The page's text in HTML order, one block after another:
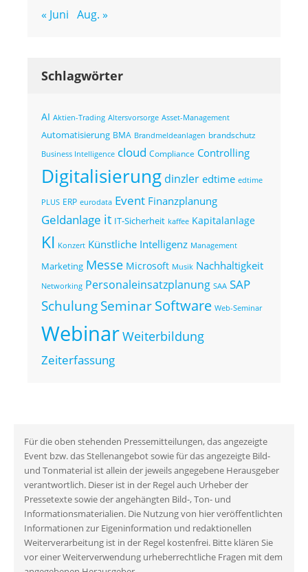
« Juni Aug. »
Schlagwörter
AI Aktien-Trading Altersvorsorge Asset-Management
Automatisierung BMA Brandmeldeanlagen brandschutz
Business Intelligence cloud Compliance Controlling
Digitalisierung dinzler edtime edtime
PLUS ERP eurodata Event Finanzplanung
Geldanlage it IT-Sicherheit kaffee Kapitalanlage
KI Konzert Künstliche Intelligenz Management
Marketing Messe Microsoft Musik Nachhaltigkeit
Networking Personaleinsatzplanung SAA SAP
SchulungSeminarSoftware Web-Seminar
WebinarWeiterbildung
Zeiterfassung
Für die oben stehenden Pressemitteilungen, das angezeigte
Event bzw. das Stellenangebot sowie für das angezeigte Bild-
und Tonmaterial ist allein der jeweils angegebene Herausgeber
verantwortlich. Dieser ist in der Regel auch Urheber der
Pressetexte sowie der angehängten Bild-, Ton- und
Informationsmaterialien. Die Nutzung von hier veröffentlichten
Informationen zur Eigeninformation und redaktionellen
Weiterverarbeitung ist in der Regel kostenfrei. Bitte klären Sie
vor einer Weiterverwendung urheberrechtliche Fragen mit dem